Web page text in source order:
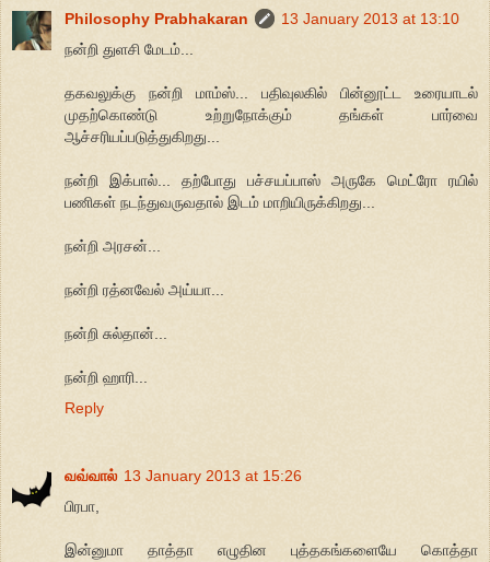
Philosophy Prabhakaran
13 January 2013 at 13:10
நன்றி துளசி மேடம்...
தகவலுக்கு நன்றி மாம்ஸ்... பதிவுலகில் பின்னூட்ட உரையாடல்
முதற்கொண்டு உற்றுநோக்கும் தங்கள் பார்வை
ஆச்சரியப்படுத்துகிறது...
நன்றி இக்பால்... தற்போது பச்சயப்பாஸ் அருகே மெட்ரோ ரயில்
பணிகள் நடந்துவருவதால் இடம் மாறியிருக்கிறது...
நன்றி அரசன்...
நன்றி ரத்னவேல் அய்யா...
நன்றி சுல்தான்...
நன்றி ஹாரி...
Reply
வவ்வால் 13 January 2013 at 15:26
பிரபா,
இன்னுமா தாத்தா எழுதின புத்தகங்களையே கொத்தா